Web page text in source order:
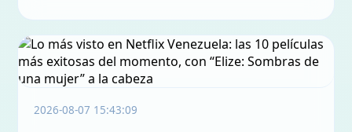
2026-08-07 15:43:09